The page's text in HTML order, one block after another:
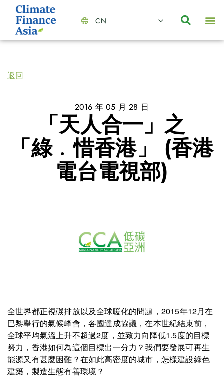
CN
返回
2016 年 05 月 28 日
「天人合一」之
「綠﹒惜香港」 (香港
電台電視部)
全世界都正視碳排放以及全球暖化的問題，2015年12月在
巴黎舉行的氣候峰會，各國達成協議，在本世紀結束前，
全球平均氣溫上升不超過2度，並致力向降低1.5度的目標
努力，香港如何為這個目標出一分力？我們要發展可再生
能源又有甚麼困難？在如此高密度的城市，怎樣建設綠色
建築，製造生態有善環境？